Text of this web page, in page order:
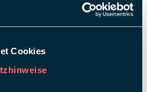
Cookies
für